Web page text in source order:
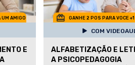
UM AMIGO
E
GANHE 2 POS PARA VOCE
COM
ALFABETIZAÇÃO E
A PSICOPEDAGOGIA